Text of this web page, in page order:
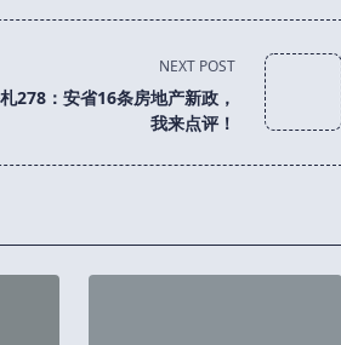
NEXT POST
278：安省16条房地产新政，
我来点评！